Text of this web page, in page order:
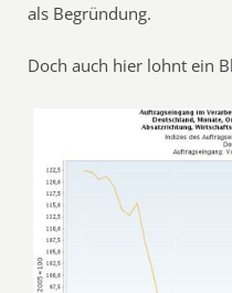
als Begründung.
Doch auch hier lohnt ein